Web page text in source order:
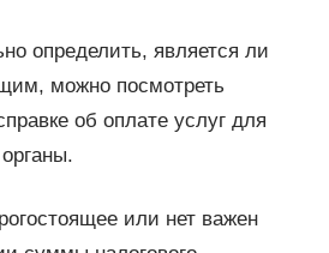
определить, является ли
можно посмотреть
об оплате услуг для
или нет важен